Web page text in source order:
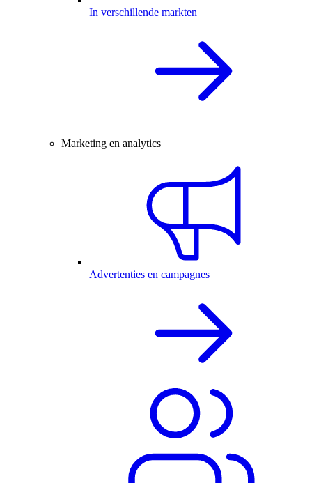
In verschillende markten
Marketing en analytics
Advertenties en campagnes